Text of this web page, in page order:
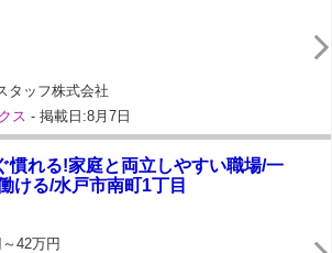
タッフ株式会社
ス - 掲載日:8月7日
慣れる!家庭と両立しやすい職場/一
ける/水戸市南町1丁目
42万円